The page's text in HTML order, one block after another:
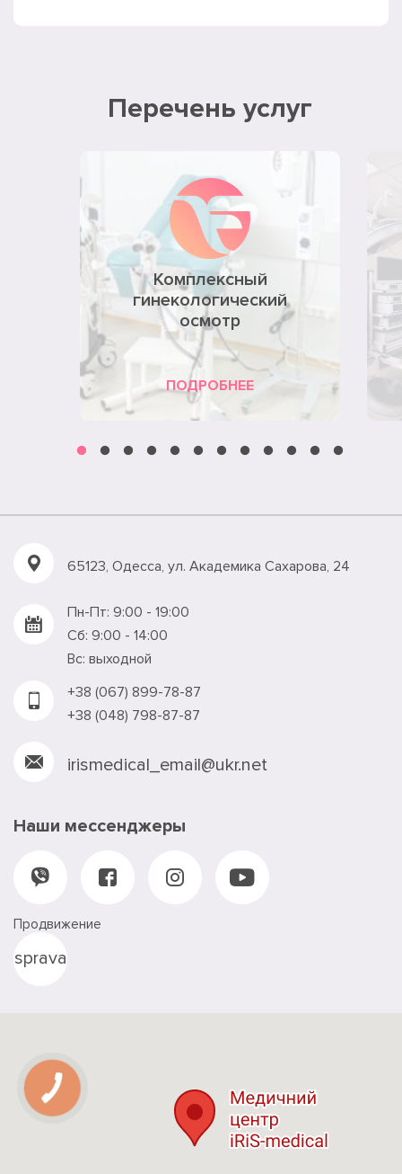
Перечень услуг
Комплексный
гинекологический
осмотр
ПОДРОБНЕЕ
65123, Одесса, ул. Академика Сахарова, 24
Пн-Пт: 9:00 - 19:00
Сб: 9:00 - 14:00
Вс: выходной
+38 (067) 899-78-87
+38 (048) 798-87-87
irismedical_email@ukr.net
Наши мессенджеры
Продвижение
sprava